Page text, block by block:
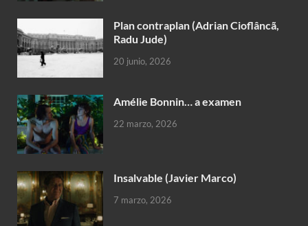
Plan contraplan (Adrian Cioflâncã,
Radu Jude)
20 junio, 2026
Amélie Bonnin… a examen
22 marzo, 2026
Insalvable (Javier Marco)
7 marzo, 2026